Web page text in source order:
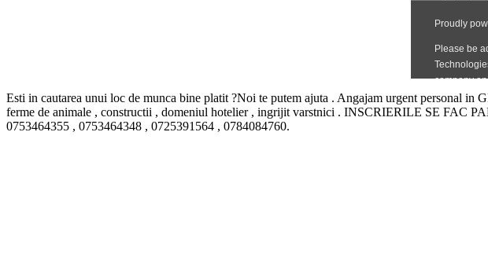
Esti in cautarea unui loc de munca bine platit ?Noi te putem ajuta . Angajam urgent personal
ferme de animale , constructii , domeniul hotelier , ingrijit varstnici . INSCRIERILE SE FAC
0753464355 , 0753464348 , 0725391564 , 0784084760.